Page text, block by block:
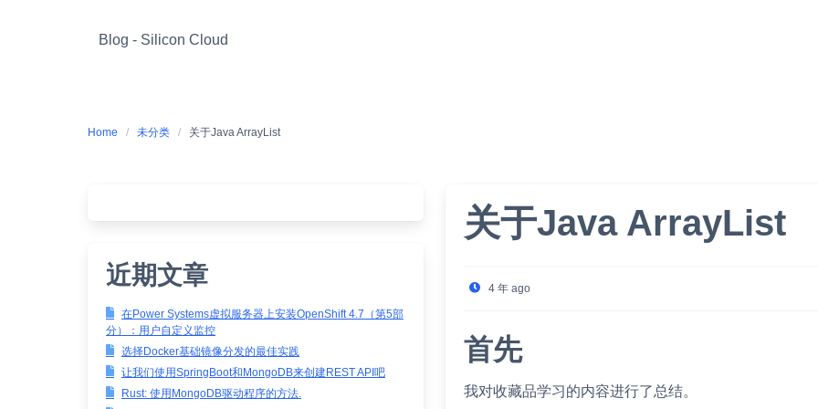
Blog - Silicon Cloud
Home 未分类 关于Java ArrayList
近期文章
在Power Systems虚拟服务器上安装OpenShift 4.7（第5部
分）：用户自定义监控
选择Docker基础镜像分发的最佳实践
让我们使用SpringBoot和MongoDB来创建REST API吧
Rust: 使用MongoDB驱动程序的方法.
关于Java ArrayList
4 年 ago
首先
我对收藏品学习的内容进行了总结。